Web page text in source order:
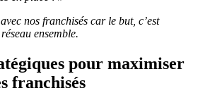
nos franchisés car le but, c’est
ensemble.
pour maximiser
franchisés